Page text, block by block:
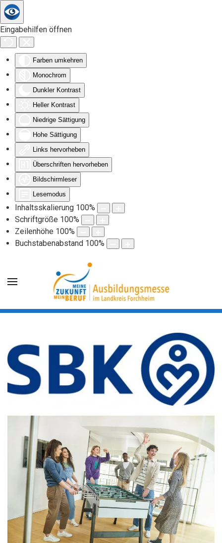
Eingabehilfen öffnen
Farben umkehren
Monochrom
Dunkler Kontrast
Heller Kontrast
Niedrige Sättigung
Hohe Sättigung
Links hervorheben
Überschriften hervorheben
Bildschirmleser
Lesemodus
Inhaltsskalierung 100%
Schriftgröße 100%
Zeilenhöhe 100%
Buchstabenabstand 100%
Zum Hauptinhalt springen